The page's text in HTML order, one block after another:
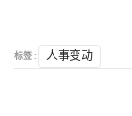
标签 : 人事变动